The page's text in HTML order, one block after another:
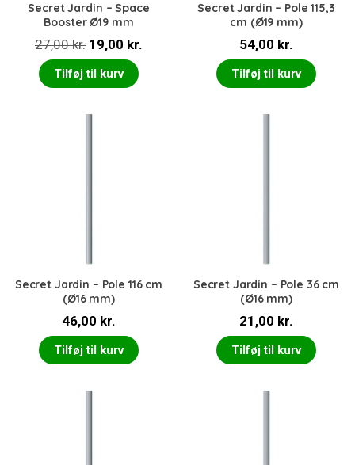
Secret Jardin – Space
Booster Ø19 mm
27,00kr. Den
oprindelige
pris
19,00 kr.
Tilføj til kurv
Secret Jardin – Pole 115,3
cm (Ø19 mm)
54,00 kr.
Tilføj til kurv
Secret Jardin – Pole 116 cm
(Ø16 mm)
46,00 kr.
Tilføj til kurv
Secret Jardin – Pole 36 cm
(Ø16 mm)
21,00 kr.
Tilføj til kurv